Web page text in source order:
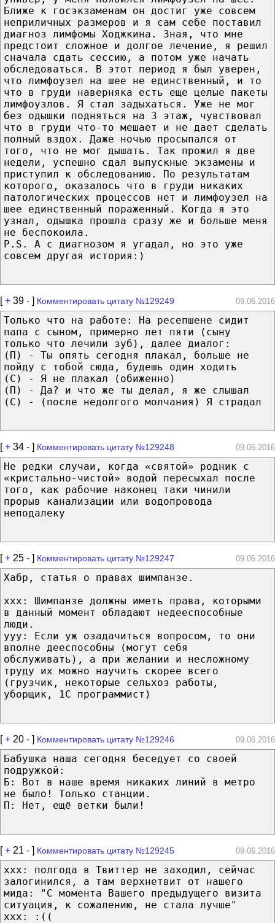
Ближе к госэкзаменам он достиг уже совсем
неприличных размеров и я сам себе поставил
диагноз лимфомы Ходжкина. Зная, что мне
предстоит сложное и долгое лечение, я решил
сначала сдать сессию, а потом уже начать
обследоваться. В этот период я был уверен,
что лимфоузел на шее не единственный, и то
что в груди наверняка есть еще целые пакеты
лимфоузлов. Я стал задыхаться. Уже не мог
без одышки подняться на 3 этаж, чувствовал
что в груди что-то мешает и не дает сделать
полный вздох. Даже ночью просыпался от
того, что не мог дышать. Так прожил я две
недели, успешно сдал выпускные экзамены и
приступил к обследованию. По результатам
которого, оказалось что в груди никаких
патологических процессов нет и лимфоузел на
шее единственный пораженный. Когда я это
узнал, одышка прошла сразу же и больше меня
не беспокоила.
P.S. А с диагнозом я угадал, но это уже
совсем другая история:)
[+ 39 - ] Комментировать цитату №129249 09.06.2016
Только что на работе: На ресепшене сидит
папа с сыном, примерно лет пяти (сыну
только что лечили зуб), далее диалог:
(П) - Ты опять сегодня плакал, больше не
пойду с тобой сюда, будешь один ходить
(С) - Я не плакал (обиженно)
(П) - Да? и что же ты делал, я же слышал
(С) - (после недолгого молчания) Я страдал
[+ 34 - ] Комментировать цитату №129248 09.06.2016
Не редки случаи, когда «святой» родник с
«кристально-чистой» водой пересыхал после
того, как рабочие наконец таки чинили
прорыв канализации или водопровода
неподалеку
[+ 25 - ] Комментировать цитату №129247 09.06.2016
Хабр, статья о правах шимпанзе.
xxx: Шимпанзе должны иметь права, которыми
в данный момент обладают недееспособные
люди.
yyy: Если уж озадачиться вопросом, то они
вполне дееспособны (могут себя
обслуживать), а при желании и несложному
труду их можно научить скорее всего
(грузчик, некоторые сельхоз работы,
уборщик, 1С программист)
[+ 20 - ] Комментировать цитату №129246 09.06.2016
Бабушка наша сегодня беседует со своей
подружкой:
Б: Вот в наше время никаких линий в метро
не было! Только станции.
П: Нет, ещё ветки были!
[+ 21 - ] Комментировать цитату №129245 09.06.2016
xxx: полгода в Твиттер не заходил, сейчас
залогинился, а там верхнетвит от нашего
мида: "С момента Вашего предыдущего визита
ситуация, к сожалению, не стала лучше"
xxx: :((